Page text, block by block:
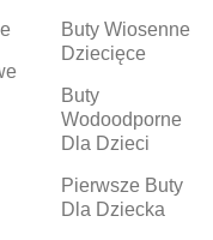
Buty Wiosenne
Dziecięce
Buty
Wodoodporne
Dla Dzieci
Pierwsze Buty
Dla Dziecka